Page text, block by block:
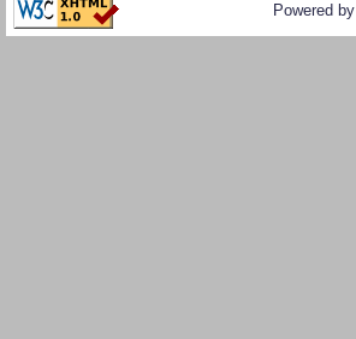
Powered by